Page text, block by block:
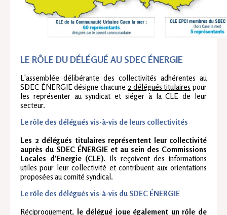
LE RÔLE DU DÉLÉGUÉ AU SDEC ÉNERGIE
L'assemblée délibérante des collectivités adhérentes au
SDEC ÉNERGIE désigne chacune 2 délégués titulaires pour
les représenter au syndicat et siéger à la CLE de leur
secteur.
Le rôle des délégués vis-à-vis de leurs collectivités
Les 2 délégués titulaires représentent leur collectivité
auprès du SDEC ÉNERGIE et au sein des Commissions
Locales d'Energie (CLE). Ils reçoivent des informations
utiles pour leur collectivité et contribuent aux orientations
proposées au comité syndical.
Le rôle des délégués vis-à-vis du SDEC ÉNERGIE
Réciproquement, le délégué joue également un rôle de